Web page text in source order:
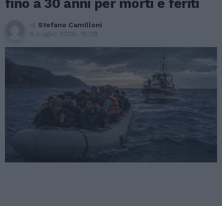
fino a 30 anni per morti e feriti
di Stefano Camilloni
6 Luglio 2026, 15:29